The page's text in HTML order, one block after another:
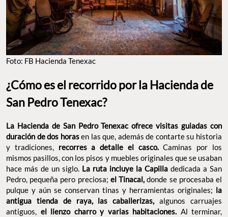
Foto: FB Hacienda Tenexac
¿Cómo es el recorrido por la Hacienda de
San Pedro Tenexac?
La Hacienda de San Pedro Tenexac ofrece visitas guiadas con
duración de dos horasen las que, además de contarte su historia
y tradiciones, recorres a detalle el casco.Caminas por los
mismos pasillos, con los pisos y muebles originales que se usaban
hace más de un siglo. La ruta incluye la Capilla dedicada a San
Pedro, pequeña pero preciosa; el Tinacal,donde se procesaba el
pulque y aún se conservan tinas y herramientas originales; la
antigua tienda de raya, las caballerizas,algunos carruajes
antiguos, el lienzo charro y varias habitaciones. Al terminar,